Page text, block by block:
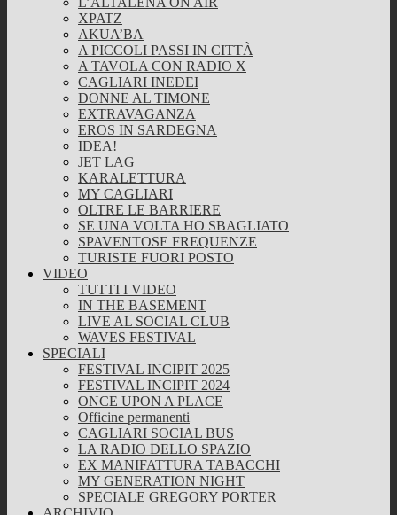
XPATZ
AKUA’BA
A PICCOLI PASSI IN CITTÀ
A TAVOLA CON RADIO X
CAGLIARI INEDEI
DONNE AL TIMONE
EXTRAVAGANZA
EROS IN SARDEGNA
IDEA!
JET LAG
KARALETTURA
MY CAGLIARI
OLTRE LE BARRIERE
SE UNA VOLTA HO SBAGLIATO
SPAVENTOSE FREQUENZE
TURISTE FUORI POSTO
VIDEO
TUTTI I VIDEO
IN THE BASEMENT
LIVE AL SOCIAL CLUB
WAVES FESTIVAL
SPECIALI
FESTIVAL INCIPIT 2025
FESTIVAL INCIPIT 2024
ONCE UPON A PLACE
Officine permanenti
CAGLIARI SOCIAL BUS
LA RADIO DELLO SPAZIO
EX MANIFATTURA TABACCHI
MY GENERATION NIGHT
SPECIALE GREGORY PORTER